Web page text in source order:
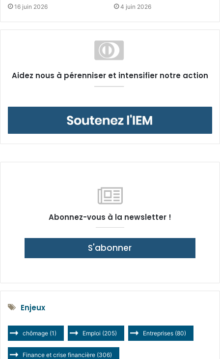
16 juin 2026 4 juin 2026
Aidez nous à pérenniser et intensifier notre action
Abonnez-vous à la newsletter !
S'abonner
Enjeux
chômage (1) Emploi (205) Entreprises (80)
Finance et crise financière (306)